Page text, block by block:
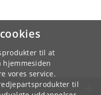
til at
vores service.
til